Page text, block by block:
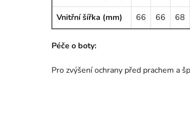
Vnitřní šířka (mm)
66 66 68
Péče o boty:
Pro zvýšení ochrany před prachem a